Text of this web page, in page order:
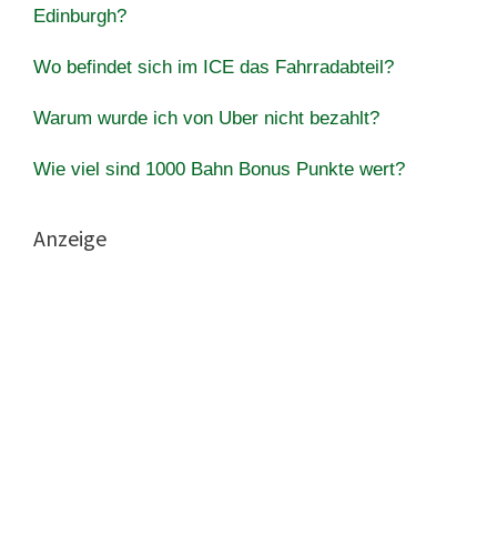
Edinburgh?
Wo befindet sich im ICE das Fahrradabteil?
Warum wurde ich von Uber nicht bezahlt?
Wie viel sind 1000 Bahn Bonus Punkte wert?
Anzeige